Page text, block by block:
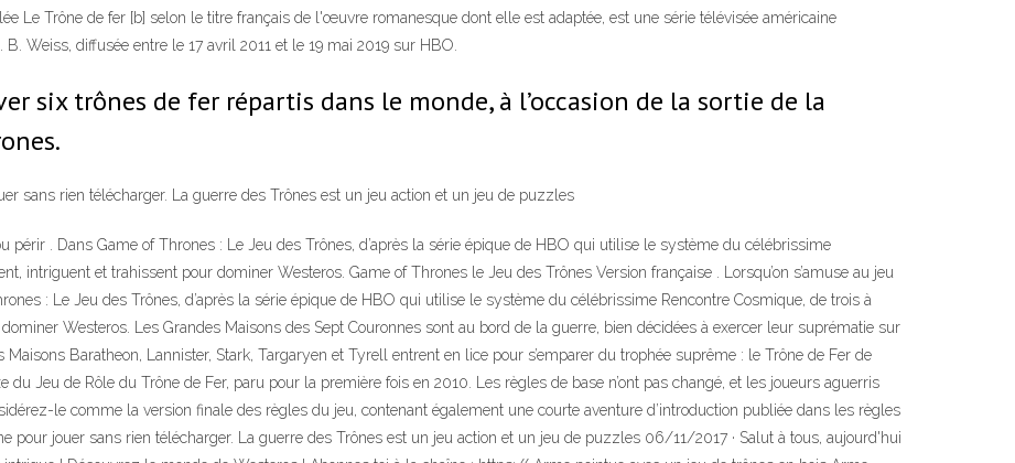
Le Trône de fer [b] selon le titre français de l'œuvre romanesque dont elle est adaptée, est une série télévisée américaine
Weiss, diffusée entre le 17 avril 2011 et le 19 mai 2019 sur HBO.
six trônes de fer répartis dans le monde, à l’occasion de la sortie de la
sans rien télécharger. La guerre des Trônes est un jeu action et un jeu de puzzles
périr . Dans Game of Thrones : Le Jeu des Trônes, d’après la série épique de HBO qui utilise le système du célébrissime
intriguent et trahissent pour dominer Westeros. Game of Thrones le Jeu des Trônes Version française . Lorsqu’on s’amuse au jeu
: Le Jeu des Trônes, d’après la série épique de HBO qui utilise le système du célébrissime Rencontre Cosmique, de trois à
Westeros. Les Grandes Maisons des Sept Couronnes sont au bord de la guerre, bien décidées à exercer leur suprématie sur
Baratheon, Lannister, Stark, Targaryen et Tyrell entrent en lice pour s’emparer du trophée suprême : le Trône de Fer de
du Jeu de Rôle du Trône de Fer, paru pour la première fois en 2010. Les règles de base n’ont pas changé, et les joueurs aguerris
le comme la version finale des règles du jeu, contenant également une courte aventure d’introduction publiée dans les règles
pour jouer sans rien télécharger. La guerre des Trônes est un jeu action et un jeu de puzzles 06/11/2017 · Salut à tous, aujourd'hui